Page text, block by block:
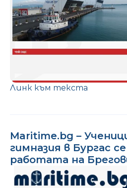
Линк към текста
Maritime.bg –
гимназия в Бургас
работата на